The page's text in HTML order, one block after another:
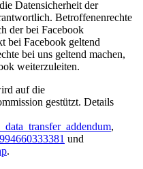
Datensicherheit der
Betroffenenrechte
der bei Facebook
bei Facebook geltend
bei uns geltend machen,
weiterzuleiten.
auf die
gestützt. Details
,
und
.